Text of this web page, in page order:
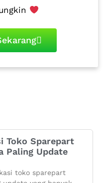
Toko Sparepart
Paling Update
toko sparepart